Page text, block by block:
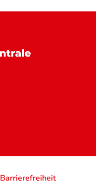
Barrierefreiheit